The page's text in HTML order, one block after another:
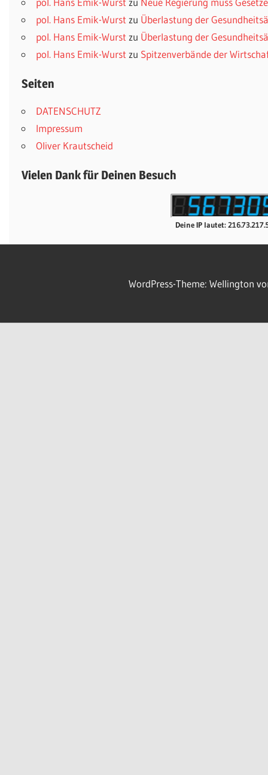
pol. Hans Emik-Wurst zu Überlastung der
pol. Hans Emik-Wurst zu Überlastung der
pol. Hans Emik-Wurst zu Spitzenverbände der
Seiten
DATENSCHUTZ
Impressum
Oliver Krautscheid
Vielen Dank für Deinen Besuch
Deine IP lautet:
WordPress-Theme: Wellington